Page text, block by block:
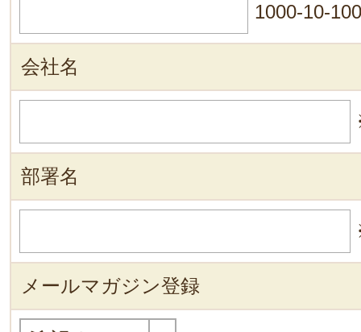
1000-10-
会社名
部署名
メールマガジン登録